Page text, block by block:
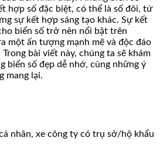
hợp số đặc biệt, có thể là số đôi, tứ
sự kết hợp sáng tạo khác. Sự kết
biển số trở nên nổi bật trên
một ấn tượng mạnh mẽ và độc đáo
bài viết này, chúng ta sẽ khám
biển số đẹp dễ nhớ, cùng những ý
mang lại.
nhân, xe công ty có trụ sở/hộ khẩu